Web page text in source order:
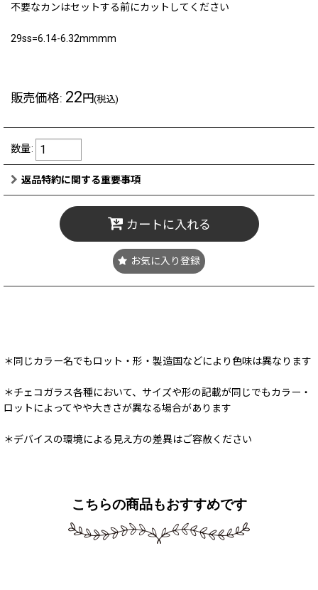
不要なカンはセットする前にカットしてください
29ss=6.14-6.32mmmm
販売価格: 22円(税込)
数量:
返品特約に関する重要事項
カートに入れる
お気に入り登録
＊同じカラー名でもロット・形・製造国などにより色味は異なります
＊チェコガラス各種において、サイズや形の記載が同じでもカラー・
ロットによってやや大きさが異なる場合があります
＊デバイスの環境による見え方の差異はご容赦ください
こちらの商品もおすすめです